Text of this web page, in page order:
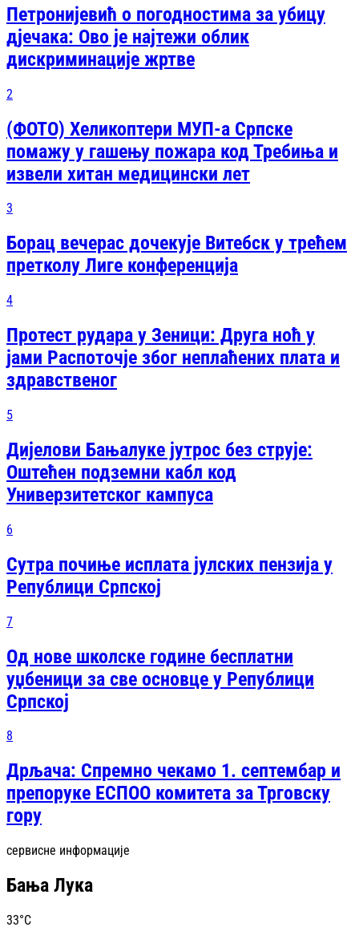
Петронијевић о погодностима за убицу
дјечака: Ово је најтежи облик
дискриминације жртве
2
(ФОТО) Хеликоптери МУП-а Српске
помажу у гашењу пожара код Требиња и
извели хитан медицински лет
3
Борац вечерас дочекује Витебск у трећем
претколу Лиге конференција
4
Протест рудара у Зеници: Друга ноћ у
јами Распоточје због неплаћених плата и
здравственог
5
Дијелови Бањалуке јутрос без струје:
Оштећен подземни кабл код
Универзитетског кампуса
6
Сутра почиње исплата јулских пензија у
Републици Српској
7
Од нове школске године бесплатни
уџбеници за све основце у Републици
Српској
8
Дрљача: Спремно чекамо 1. септембар и
препоруке ЕСПОО комитета за Трговску
гору
сервисне информације
Бања Лука
33°C